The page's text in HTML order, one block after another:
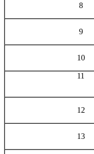
8
9
10
11
12
13